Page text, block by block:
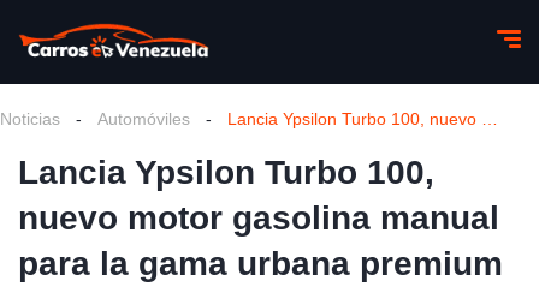
Noticias - Automóviles -
Lancia Ypsilon Turbo 100,
nuevo motor gasolina manual
para la gama urbana premium